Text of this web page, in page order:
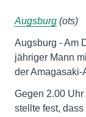
Augsburg (ots)
Augsburg - Am
jähriger Mann
der Amagasaki-
Gegen 2.00
stellte fest,